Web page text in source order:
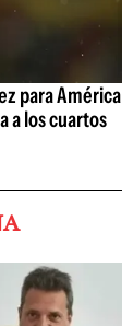
para América
a los cuartos